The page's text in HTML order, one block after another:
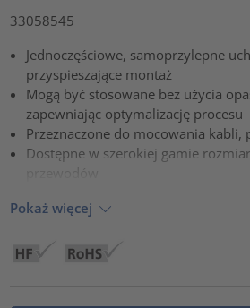
33058545
Jednoczęściowe, samoprzylepne
przyspieszające montaż
Mogą być stosowane bez użycia
zapewniając optymalizację procesu
Przeznaczone do mocowania
Dostępne w szerokiej gamie
Pokaż więcej